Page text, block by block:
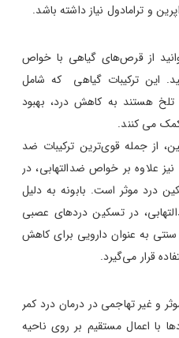
و ترامادول نیاز داشته باشد.
از قرص‌های گیاهی با خواص
این ترکیبات گیاهی که شامل
تلخ هستند به کاهش درد، بهبود
می کنند.
از جمله قوی‌ترین ترکیبات ضد
علاوه بر خواص ضدالتهابی، در
درد موثر است. بابونه به دلیل
در تسکین دردهای عصبی
سنتی به عنوان دارویی برای کاهش
قرار می‌گیرد.
و غیر تهاجمی در درمان درد کمر
با اعمال مستقیم بر روی ناحیه